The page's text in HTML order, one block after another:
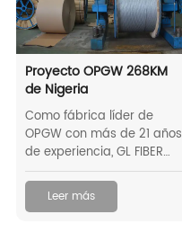
Proyecto OPGW 268KM
de Nigeria
Como fábrica líder de
OPGW con más de 21 años
de experiencia, GL FIBER
entregó con éxito un
proyecto de 268KM OPGW
(cable de tierra óptico)
Leer más